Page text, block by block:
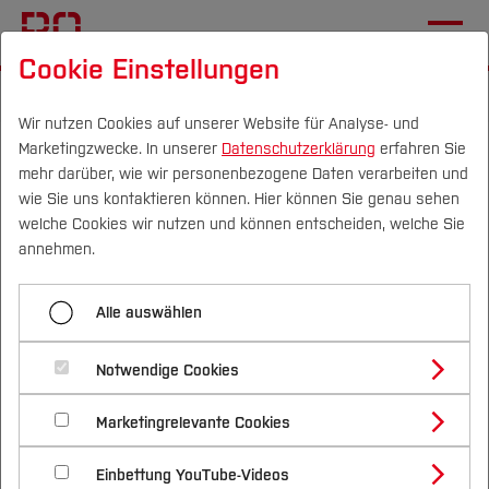
Campus Personen DE|EN Quicklinks
Studium
Studienangebote
Bachelorstudiengänge
Masterstudiengänge
Vor dem Studium
Bewerben & Einschreiben
Bewerbungsportal
Im Studium
Studienbüros und Prüfungen
Nach dem Studium
Forschung & Transfer
Profil
Forschungs- und Transferprofil
Schwerpunkte (FuT)
Beratung & Förderung
Nachhaltigkeit
Nachhaltigkeit studieren
International
Produktiver Austausch
über Digitales Mentoring
20.04.2023
Drittes Gesamttreffen der
Beteiligten des Hochschulverbund-
Projektes erfolgreich
Cookie Einstellungen
Wir nutzen Cookies auf unserer Website für Analyse- und
Marketingzwecke. In unserer Datenschutzerklärung erfahren Sie
mehr darüber, wie wir personenbezogene Daten verarbeiten und
wie Sie uns kontaktieren können. Hier können Sie genau sehen
welche Cookies wir nutzen und können entscheiden, welche Sie
annehmen.
Alle auswählen
Notwendige Cookies
Marketingrelevante Cookies
Einbettung YouTube-Videos